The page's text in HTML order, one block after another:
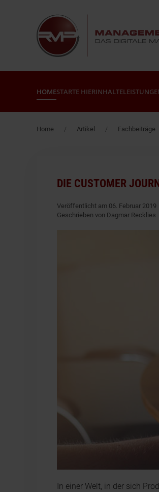
Zum Hauptinhalt springen
HOMESTARTE HIERINHALTE
Home Artikel Fachbeiträge
DIE CUSTOMER
Veröffentlicht am 06. Februar 2019
Geschrieben von Dagmar Recklies
In einer Welt, in der sich